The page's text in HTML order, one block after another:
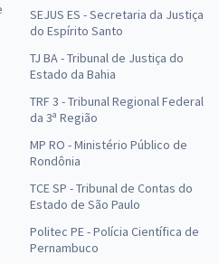
SEJUS ES - Secretaria da Justiça
do Espírito Santo
TJ BA - Tribunal de Justiça do
Estado da Bahia
TRF 3 - Tribunal Regional Federal
da 3ª Região
MP RO - Ministério Público de
Rondônia
TCE SP - Tribunal de Contas do
Estado de São Paulo
Politec PE - Polícia Científica de
Pernambuco